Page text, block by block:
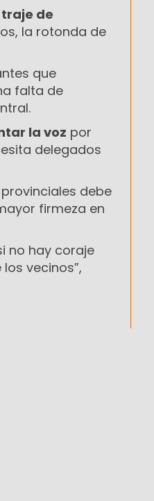
de
la rotonda de
que
falta de
la voz por
delegados
debe
firmeza en
no hay coraje
vecinos”,